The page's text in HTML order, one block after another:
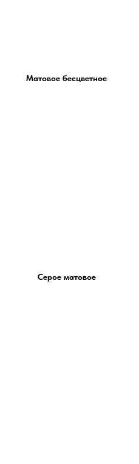
Матовое бесцветное
Серое матовое